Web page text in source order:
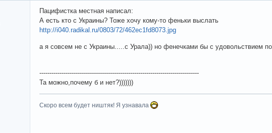
Пацифистка местная написал:
А есть кто с Украины? Тоже хочу кому-то феньки выслать
http://i040.radikal.ru/0803/72/462ec1fd8073.jpg
а я совсем не с Украины.....с Урала)) но фенечками бы с удовольствием
-------------------------------------------------------------------------------
Та можно,почему б и нет?)))))))
Скоро всем будет ништяк! Я узнавала